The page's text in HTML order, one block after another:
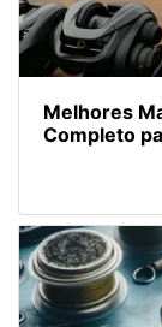
Melhores
Completo